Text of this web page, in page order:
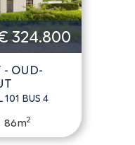
324.800
- OUD-
BUS 4
86m2